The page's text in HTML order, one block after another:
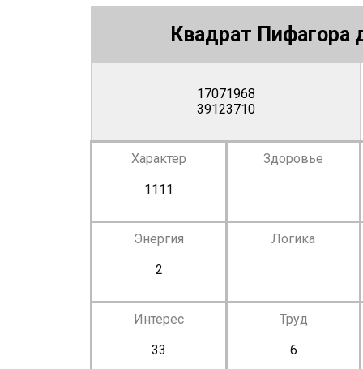
Квадрат Пифагора
17071968
39123710
Характер
1111
Здоровье
Энергия
2
Логика
Интерес
33
Труд
6